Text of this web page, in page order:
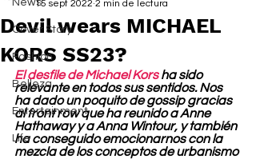
News
Cover Story
Fashion
Belleza
Entertainment
Life
Devil wears MICHAEL
KORS SS23?
15 sept 2022 2 min de lectura
El desfile de Michael Kors ha sido
relevante en todos sus sentidos. Nos
ha dado un poquito de gossip gracias
al front row que ha reunido a Anne
Hathaway y a Anna Wintour, y también
ha conseguido emocionarnos con la
mezcla de los conceptos de urbanismo